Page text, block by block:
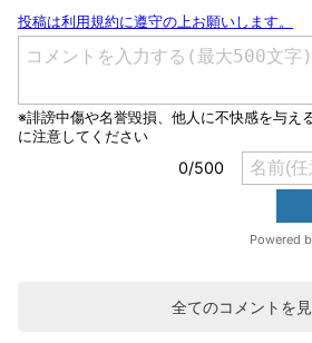
全てのコメントを